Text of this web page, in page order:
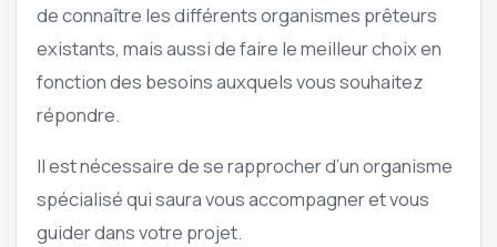
de connaître les différents organismes prêteurs
existants, mais aussi de faire le meilleur choix en
fonction des besoins auxquels vous souhaitez
répondre.
Il est nécessaire de se rapprocher d’un organisme
spécialisé qui saura vous accompagner et vous
guider dans votre projet.